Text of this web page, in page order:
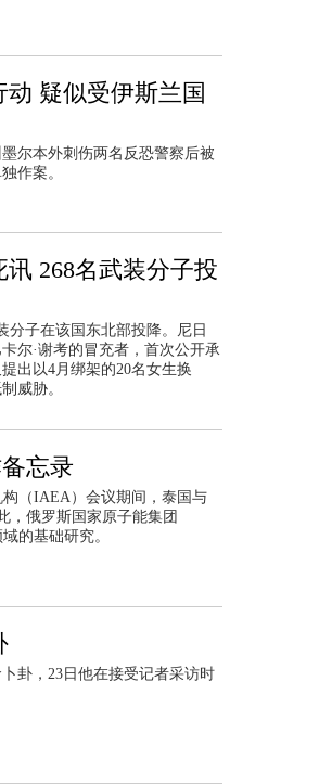
疑似受伊斯兰国
尔本外刺伤两名反恐警察后被
作案。
268名武装分子投
分子在该国东北部投降。尼日
尔·谢考的冒充者，首次公开承
出以4月绑架的20名女生换
威胁。
忘录
（IAEA）会议期间，泰国与
，俄罗斯国家原子能集团
的基础研究。
卦，23日他在接受记者采访时